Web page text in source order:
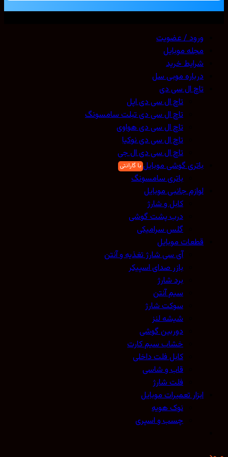
/ عضویت
موبایل
خرید
موبی سل
ال سی دی
تاچ ال سی دی اپل
تاچ ال سی دی تبلت سامسونگ
تاچ ال سی دی هواوی
تاچ ال سی دی نوکیا
تاچ ال سی دی ال جی
گوشی موبایل
باتری سامسونگ
جانبی موبایل
کابل و شارژ
درب پشت گوشی
گلس سرامیکی
موبایل
آی سی شارژ تغذیه و آنتن
بازر صدای اسپیکر
سوکت شارژ
شیشه لنز
دوربین گوشی
خشاب سیم کارت
کابل فلت داخلی
قاب و شاسی
تعمیرات موبایل
نوک هویه
چسب و اسپری